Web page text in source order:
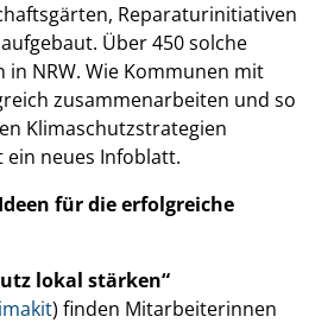
Reparaturinitiativen
Über 450 solche
NRW. Wie Kommunen mit
zusammenarbeiten und so
Klimaschutzstrategien
ein neues Infoblatt.
für die erfolgreiche
lokal stärken“
) finden Mitarbeiterinnen